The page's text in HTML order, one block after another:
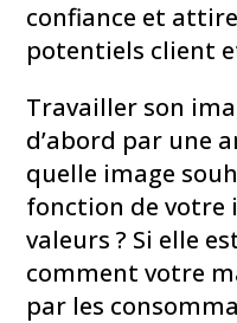
confiance et
potentiels client
Travailler son
d’abord par une
quelle image
fonction de votre
valeurs ? Si elle
comment votre
par les